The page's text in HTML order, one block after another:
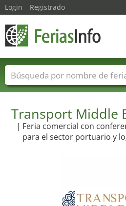
Transport Middle
| Feria comercial con
para el sector portuario y
Login Registrado
Nombres de ferias Países
Sectores de proveedor de